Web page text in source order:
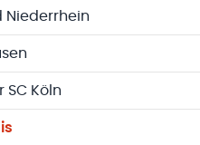
Spielen, Toren
Niederrhein
SC Köln